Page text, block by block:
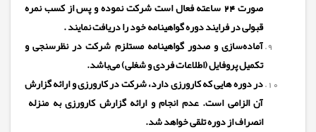
صورت 24 ساعته فعال است شرکت نموده و پس از کسب نمره
قبولی در فرایند دوره گواهینامه خود را دریافت نمایند .
آماده‌سازی و صدور گواهینامه مستلزم شرکت در نظرسنجی و
تکمیل پروفایل (اطلاعات فردی و شغلی) می‌باشد.
در دوره هایی که کارورزی دارد، شرکت در کارورزی و ارائه گزارش
آن الزامی است. عدم انجام و ارائه گزارش کارورزی به منزله
انصراف از دوره تلقی خواهد شد.